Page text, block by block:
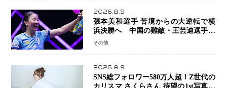
2026.8.9
張本美和選手 苦境からの大逆転で横
浜決勝へ 中国の難敵・王芸迪選手を
撃破「ここからまた行くぞ」兄・智和
その他
2026.8.9
SNS総フォロワー580万人超！Z世代の
カリスマ さくらさん 待望の1st写真集